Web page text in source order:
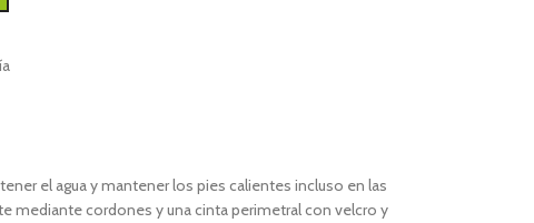
el agua y mantener los pies calientes incluso en las
mediante cordones y una cinta perimetral con velcro y